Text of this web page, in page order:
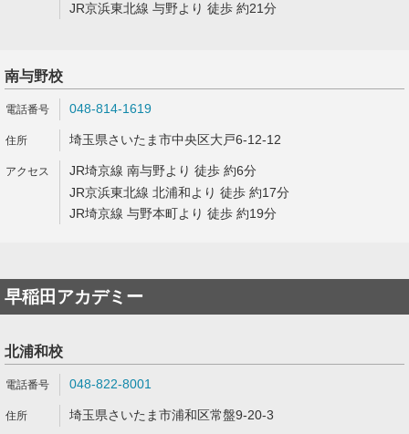
JR京浜東北線 与野より 徒歩 約21分
南与野校
048-814-1619
埼玉県さいたま市中央区大戸6-12-12
JR埼京線 南与野より 徒歩 約6分
JR京浜東北線 北浦和より 徒歩 約17分
JR埼京線 与野本町より 徒歩 約19分
早稲田アカデミー
北浦和校
048-822-8001
埼玉県さいたま市浦和区常盤9-20-3